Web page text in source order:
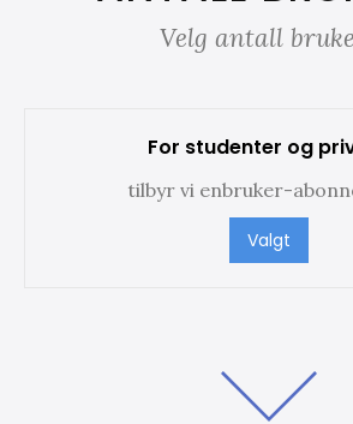
Velg antall
For studenter og
tilbyr vi enbruker-
Valgt